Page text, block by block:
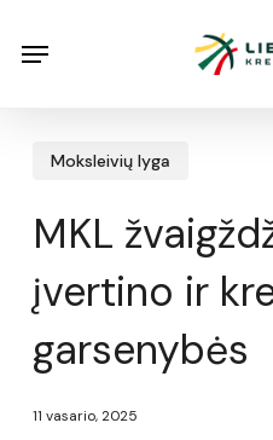
Menu
Moksleivių lyga
MKL
įvertino ir
garsenybės
11 vasario, 2025